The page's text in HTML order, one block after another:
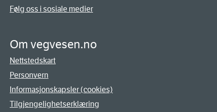
Følg oss i sosiale medier
Om vegvesen.no
Nettstedskart
Personvern
Informasjonskapsler (cookies)
Tilgjengelighetserklæring